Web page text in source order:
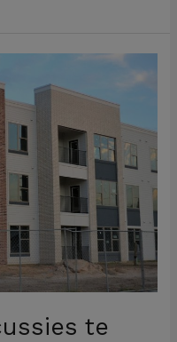
te